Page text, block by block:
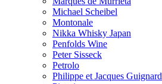
Michael Scheibel
Montonale
Nikka Whisky Japan
Penfolds Wine
Peter Sisseck
Petrolo
Philippe et Jacques Guignard